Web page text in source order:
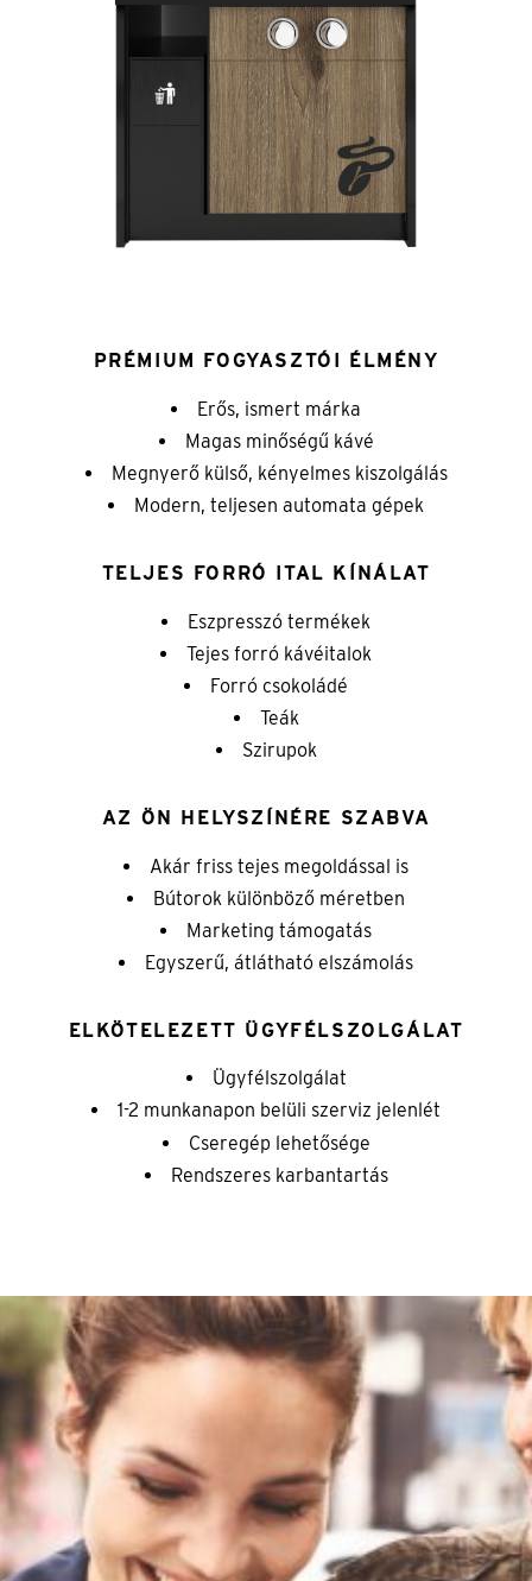
PRÉMIUM FOGYASZTÓI ÉLMÉNY
Erős, ismert márka
Magas minőségű kávé
Megnyerő külső, kényelmes kiszolgálás
Modern, teljesen automata gépek
TELJES FORRÓ ITAL KÍNÁLAT
Eszpresszó termékek
Tejes forró kávéitalok
Forró csokoládé
Teák
Szirupok
AZ ÖN HELYSZÍNÉRE SZABVA
Akár friss tejes megoldással is
Bútorok különböző méretben
Marketing támogatás
Egyszerű, átlátható elszámolás
ELKÖTELEZETT ÜGYFÉLSZOLGÁLAT
Ügyfélszolgálat
1-2 munkanapon belüli szerviz jelenlét
Cseregép lehetősége
Rendszeres karbantartás